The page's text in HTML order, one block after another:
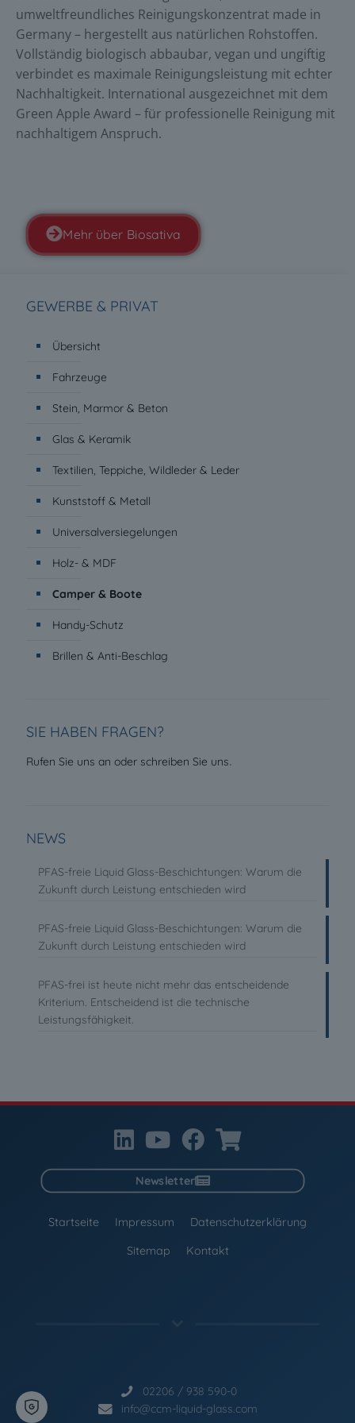
umweltfreundliches Reinigungskonzentrat made in
Germany – hergestellt aus natürlichen Rohstoffen.
Vollständig biologisch abbaubar, vegan und ungiftig
verbindet es maximale Reinigungsleistung mit echter
Nachhaltigkeit. International ausgezeichnet mit dem
Green Apple Award – für professionelle Reinigung mit
nachhaltigem Anspruch.
Mehr über Biosativa
GEWERBE & PRIVAT
Übersicht
Fahrzeuge
Stein, Marmor & Beton
Glas & Keramik
Textilien, Teppiche, Wildleder & Leder
Kunststoff & Metall
Universalversiegelungen
Holz- & MDF
Camper & Boote
Handy-Schutz
Brillen & Anti-Beschlag
SIE HABEN FRAGEN?
Rufen Sie uns an oder schreiben Sie uns.
NEWS
PFAS-freie Liquid Glass-Beschichtungen: Warum die
Zukunft durch Leistung entschieden wird
PFAS-freie Liquid Glass-Beschichtungen: Warum die
Zukunft durch Leistung entschieden wird
PFAS-frei ist heute nicht mehr das entscheidende
Kriterium. Entscheidend ist die technische
Leistungsfähigkeit.
Startseite Impressum
Datenschutzerklärung
Sitemap
Kontakt
02206 / 938 590-0
info@ccm-liquid-glass.com
Newsletter